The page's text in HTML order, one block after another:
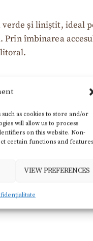
as cookies to store and/or
will allow us to process
on this website. Non-
certain functions and
VIEW PREFERENCES
și liniștit, ideal
îmbinarea